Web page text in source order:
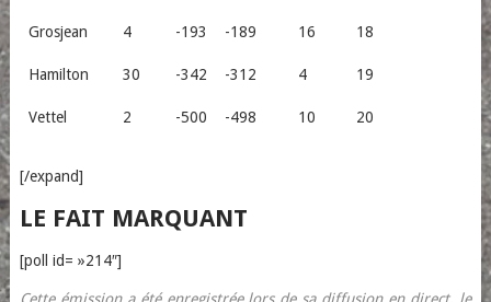
Grosjean 4 -193 -189 16 18
Hamilton 30 -342 -312 4 19
Vettel 2 -500 -498 10 20
[/expand]
LE FAIT MARQUANT
[poll id= »214″]